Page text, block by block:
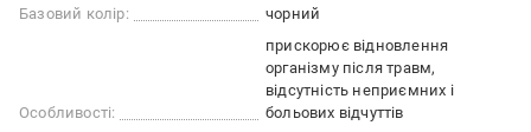
Базовий колір: чорний
Особливості:
прискорює відновлення
організму після травм
відсутність неприємних і
больових відчуттів